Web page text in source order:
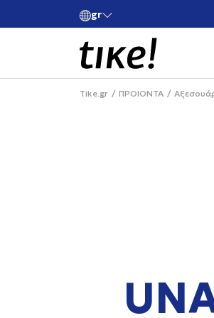
grΚάνε εγγραφή και
Tike.gr ΠΡΟΙΟΝΤΑ